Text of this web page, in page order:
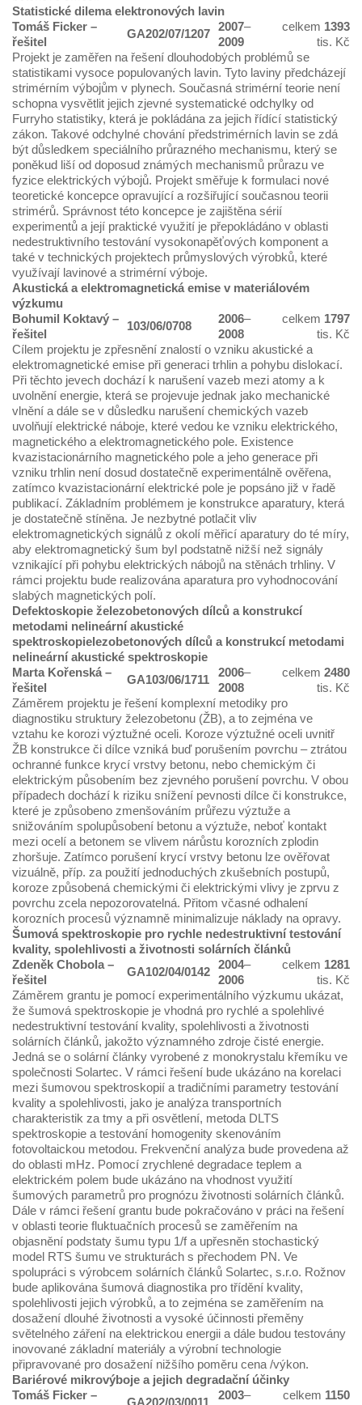
Statistické dilema elektronových lavin
Tomáš Ficker –
řešitel
GA202/07/1207
2007–
2009
celkem 1393
tis. Kč
Projekt je zaměřen na řešení dlouhodobých problémů se
statistikami vysoce populovaných lavin. Tyto laviny předcházejí
strimérním výbojům v plynech. Současná strimérní teorie není
schopna vysvětlit jejich zjevné systematické odchylky od
Furryho statistiky, která je pokládána za jejich řídící statistický
zákon. Takové odchylné chování předstrimérních lavin se zdá
být důsledkem speciálního průrazného mechanismu, který se
poněkud liší od doposud známých mechanismů průrazu ve
fyzice elektrických výbojů. Projekt směřuje k formulaci nové
teoretické koncepce opravující a rozšiřující současnou teorii
strimérů. Správnost této koncepce je zajištěna sérií
experimentů a její praktické využití je přepokládáno v oblasti
nedestruktivního testování vysokonapěťových komponent a
také v technických projektech průmyslových výrobků, které
využívají lavinové a strimérní výboje.
Akustická a elektromagnetická emise v materiálovém
výzkumu
Bohumil Koktavý –
řešitel
103/06/0708
2006–
2008
celkem 1797
tis. Kč
Cílem projektu je zpřesnění znalostí o vzniku akustické a
elektromagnetické emise při generaci trhlin a pohybu dislokací.
Při těchto jevech dochází k narušení vazeb mezi atomy a k
uvolnění energie, která se projevuje jednak jako mechanické
vlnění a dále se v důsledku narušení chemických vazeb
uvolňují elektrické náboje, které vedou ke vzniku elektrického,
magnetického a elektromagnetického pole. Existence
kvazistacionárního magnetického pole a jeho generace při
vzniku trhlin není dosud dostatečně experimentálně ověřena,
zatímco kvazistacionární elektrické pole je popsáno již v řadě
publikací. Základním problémem je konstrukce aparatury, která
je dostatečně stíněna. Je nezbytné potlačit vliv
elektromagnetických signálů z okolí měřicí aparatury do té míry,
aby elektromagnetický šum byl podstatně nižší než signály
vznikající při pohybu elektrických nábojů na stěnách trhliny. V
rámci projektu bude realizována aparatura pro vyhodnocování
slabých magnetických polí.
Defektoskopie železobetonových dílců a konstrukcí
metodami nelineární akustické
spektroskopielezobetonových dílců a konstrukcí metodami
nelineární akustické spektroskopie
Marta Kořenská –
řešitel
GA103/06/1711
2006–
2008
celkem 2480
tis. Kč
Záměrem projektu je řešení komplexní metodiky pro
diagnostiku struktury železobetonu (ŽB), a to zejména ve
vztahu ke korozi výztužné oceli. Koroze výztužné oceli uvnitř
ŽB konstrukce či dílce vzniká buď porušením povrchu – ztrátou
ochranné funkce krycí vrstvy betonu, nebo chemickým či
elektrickým působením bez zjevného porušení povrchu. V obou
případech dochází k riziku snížení pevnosti dílce či konstrukce,
které je způsobeno zmenšováním průřezu výztuže a
snižováním spolupůsobení betonu a výztuže, neboť kontakt
mezi ocelí a betonem se vlivem nárůstu korozních zplodin
zhoršuje. Zatímco porušení krycí vrstvy betonu lze ověřovat
vizuálně, příp. za použití jednoduchých zkušebních postupů,
koroze způsobená chemickými či elektrickými vlivy je zprvu z
povrchu zcela nepozorovatelná. Přitom včasné odhalení
korozních procesů významně minimalizuje náklady na opravy.
Šumová spektroskopie pro rychle nedestruktivní testování
kvality, spolehlivosti a životnosti solárních článků
Zdeněk Chobola –
řešitel
GA102/04/0142
2004–
2006
celkem 1281
tis. Kč
Záměrem grantu je pomocí experimentálního výzkumu ukázat,
že šumová spektroskopie je vhodná pro rychlé a spolehlivé
nedestruktivní testování kvality, spolehlivosti a životnosti
solárních článků, jakožto významného zdroje čisté energie.
Jedná se o solární články vyrobené z monokrystalu křemíku ve
společnosti Solartec. V rámci řešení bude ukázáno na korelaci
mezi šumovou spektroskopií a tradičními parametry testování
kvality a spolehlivosti, jako je analýza transportních
charakteristik za tmy a při osvětlení, metoda DLTS
spektroskopie a testování homogenity skenováním
fotovoltaickou metodou. Frekvenční analýza bude provedena až
do oblasti mHz. Pomocí zrychlené degradace teplem a
elektrickém polem bude ukázáno na vhodnost využití
šumových parametrů pro prognózu životnosti solárních článků.
Dále v rámci řešení grantu bude pokračováno v práci na řešení
v oblasti teorie fluktuačních procesů se zaměřením na
objasnění podstaty šumu typu 1/f a upřesněn stochastický
model RTS šumu ve strukturách s přechodem PN. Ve
spolupráci s výrobcem solárních článků Solartec, s.r.o. Rožnov
bude aplikována šumová diagnostika pro třídění kvality,
spolehlivosti jejich výrobků, a to zejména se zaměřením na
dosažení dlouhé životnosti a vysoké účinnosti přeměny
světelného záření na elektrickou energii a dále budou testovány
inovované základní materiály a výrobní technologie
připravované pro dosažení nižšího poměru cena /výkon.
Bariérové mikrovýboje a jejich degradační účinky
Tomáš Ficker –
GA202/03/0011
2003–
celkem 1150